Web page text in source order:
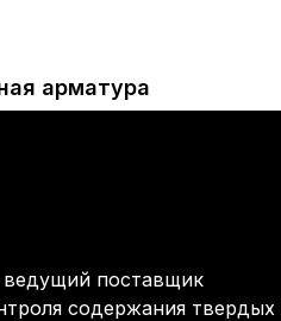
арматура
поставщик
содержания твердых